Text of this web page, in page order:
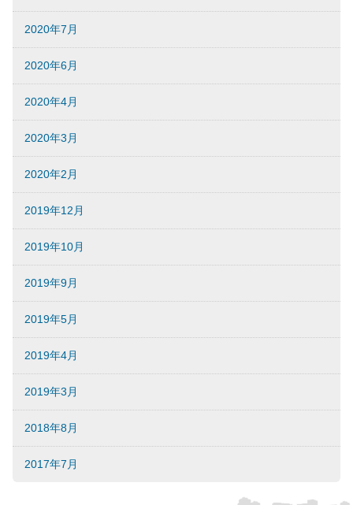
2020年7月
2020年6月
2020年4月
2020年3月
2020年2月
2019年12月
2019年10月
2019年9月
2019年5月
2019年4月
2019年3月
2018年8月
2017年7月